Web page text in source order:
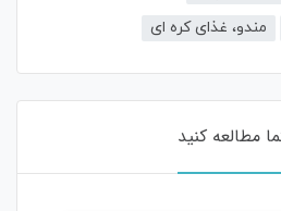
مندو، غذای کره ای
مطالعه کنید